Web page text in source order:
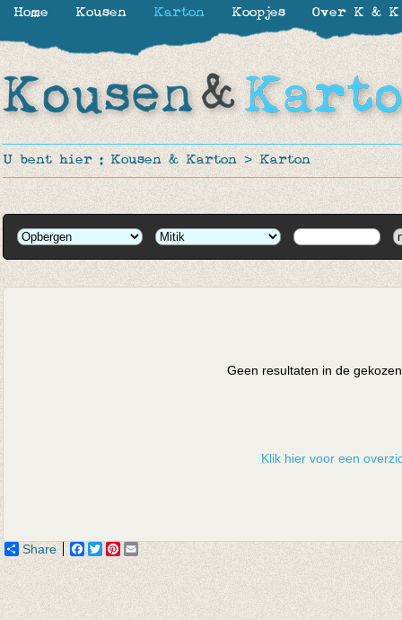
U bent hier : Kousen & Karton > Karton
Geen resultaten in de
Klik hier voor een
Share Facebook
TwitterPinterest
Home Kousen Karton Koopjes Over K & K